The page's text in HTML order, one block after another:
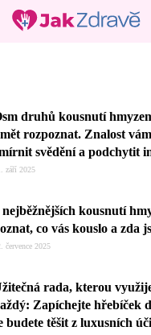
druhů kousnutí
rozpoznat. Znalost
svědění a podchytit
září 2025
nejběžnějších kousnutí
co vás kouslo a zda
července 2025
rada, kterou
Zapíchejte hřebíček
budete těšit z luxusních